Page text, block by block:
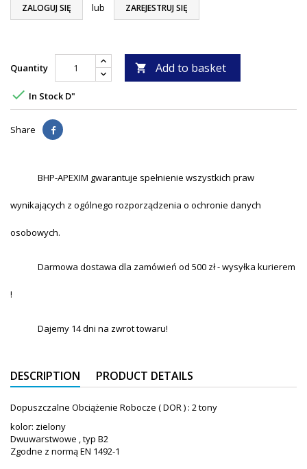
ZALOGUJ SIĘ lub ZAREJESTRUJ SIĘ
Quantity  Add to basket
 In Stock D"
Share
BHP-APEXIM gwarantuje spełnienie wszystkich praw
wynikających z ogólnego rozporządzenia o ochronie danych
osobowych.
Darmowa dostawa dla zamówień od 500 zł - wysyłka kurierem
!
Dajemy 14 dni na zwrot towaru!
DESCRIPTION PRODUCT DETAILS
Dopuszczalne Obciążenie Robocze ( DOR ) : 2 tony
kolor: zielony
Dwuwarstwowe , typ B2
Zgodne z normą EN 1492-1